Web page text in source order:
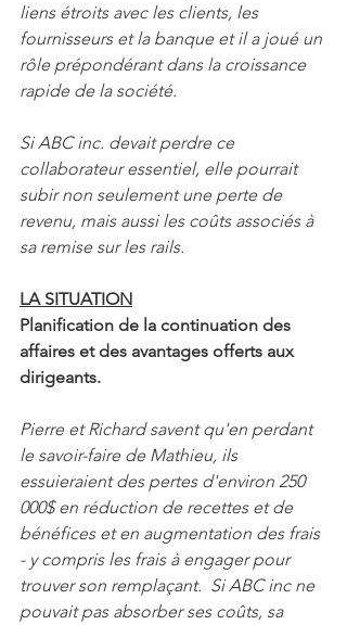
liens étroits avec les clients, les
fournisseurs et la banque et il a joué un
rôle prépondérant dans la croissance
rapide de la société.
Si ABC inc. devait perdre ce
collaborateur essentiel, elle pourrait
subir non seulement une perte de
revenu, mais aussi les coûts associés à
sa remise sur les rails.
LA SITUATION
Planification de la continuation des
affaires et des avantages offerts aux
dirigeants.
Pierre et Richard savent qu'en perdant
le savoir-faire de Mathieu, ils
essuieraient des pertes d'environ 250
000$ en réduction de recettes et de
bénéfices et en augmentation des frais
- y compris les frais à engager pour
trouver son remplaçant.  Si ABC inc ne
pouvait pas absorber ses coûts, sa